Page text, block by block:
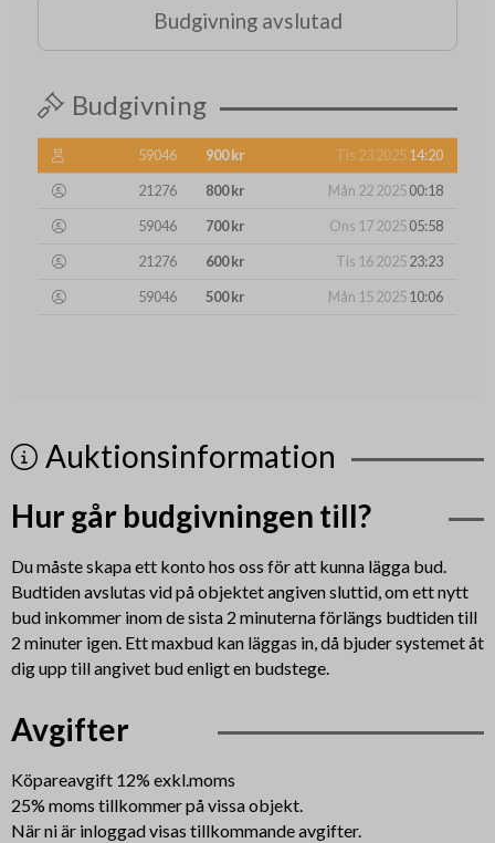
Budgivning avslutad
Budgivning
59046 900 kr Tis 23 202514:20
21276
800 kr Mån 22 202500:18
59046
700 kr Ons 17 202505:58
21276
600 kr Tis 16 202523:23
59046
500 kr Mån 15 202510:06
Auktionsinformation
Hur går budgivningen till?
Du måste skapa ett konto hos oss för att kunna lägga bud.
Budtiden avslutas vid på objektet angiven sluttid, om ett nytt
bud inkommer inom de sista 2 minuterna förlängs budtiden till
2 minuter igen. Ett maxbud kan läggas in, då bjuder systemet åt
dig upp till angivet bud enligt en budstege.
Avgifter
Köpareavgift 12% exkl.moms
25% moms tillkommer på vissa objekt.
När ni är inloggad visas tillkommande avgifter.